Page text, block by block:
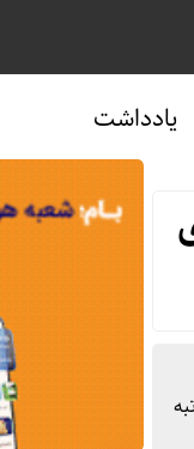
یادداشت